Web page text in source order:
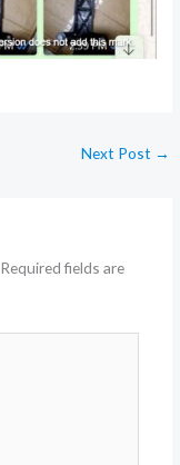
Next Post →
Required fields are